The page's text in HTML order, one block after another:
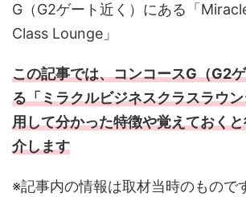
G（G2ゲート近く）にある「
Class Lounge」
この記事では、コンコースG（G2
る「ミラクルビジネスクラスラウ
用して分かった特徴や覚えておく
介します
※記事内の情報は取材当時のもので